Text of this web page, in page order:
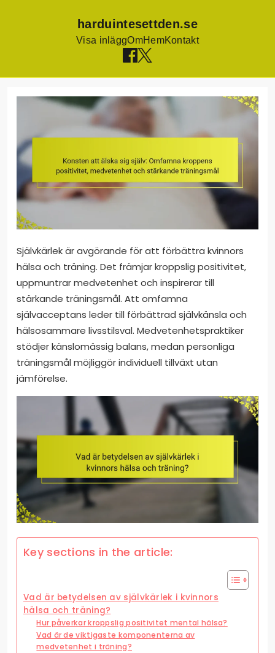
harduintesettden.se
Visa inläggOmHemKontakt
Självkärlek är avgörande för att förbättra kvinnors
hälsa och träning. Det främjar kroppslig positivitet,
uppmuntrar medvetenhet och inspirerar till
stärkande träningsmål. Att omfamna
självacceptans leder till förbättrad självkänsla och
hälsosammare livsstilsval. Medvetenhetspraktiker
stödjer känslomässig balans, medan personliga
träningsmål möjliggör individuell tillväxt utan
jämförelse.
Key sections in the article:
Vad är betydelsen av självkärlek i kvinnors
hälsa och träning?
Hur påverkar kroppslig positivitet mental hälsa?
Vad är de viktigaste komponenterna av
medvetenhet i träning?